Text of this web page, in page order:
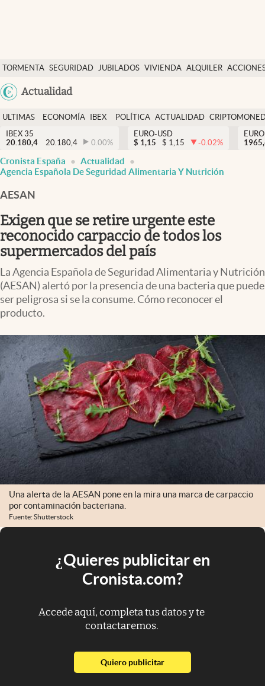
TORMENTA SEGURIDAD JUBILADOS VIVIENDA ALQUILER
Actualidad
Economía y finanzas
Política
Actualidad
Criptomonedas
España
ULTIMAS
NOTICIAS
ECONOMÍA
FINANZAS
IBEX
EURO
POLÍTICA ACTUALIDAD
IBEX 35
20.180,4
20.180,4 0.00%
EURO-USD
$ 1,15 $ 1,15 -0.02%
Cronista España
Actualidad
Agencia Española De Seguridad Alimentaria Y Nutrición
AESAN
Exigen que se retire urgente este
reconocido carpaccio de todos los
supermercados del país
La Agencia Española de Seguridad Alimentaria y Nutrición
(AESAN) alertó por la presencia de una bacteria que puede
ser peligrosa si se la consume. Cómo reconocer el
producto.
Una alerta de la AESAN pone en la mira una marca de carpaccio
por contaminación bacteriana.
Fuente: Shutterstock
¿Quieres publicitar en
Cronista.com?
Accede aquí, completa tus datos y te
contactaremos.
Quiero publicitarabre en nueva pestaña